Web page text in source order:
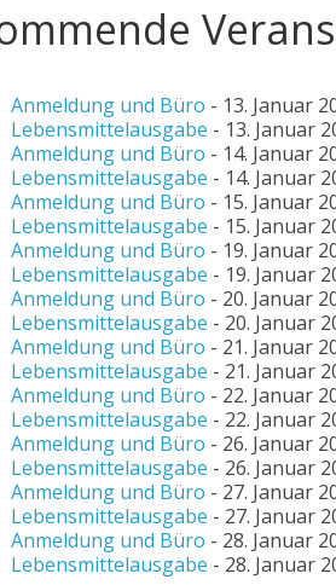
Anmeldung und Büro - 13. Januar
Lebensmittelausgabe - 13. Januar
Anmeldung und Büro - 14. Januar
Lebensmittelausgabe - 14. Januar
Anmeldung und Büro - 15. Januar
Lebensmittelausgabe - 15. Januar
Anmeldung und Büro - 19. Januar
Lebensmittelausgabe - 19. Januar
Anmeldung und Büro - 20. Januar
Lebensmittelausgabe - 20. Januar
Anmeldung und Büro - 21. Januar
Lebensmittelausgabe - 21. Januar
Anmeldung und Büro - 22. Januar
Lebensmittelausgabe - 22. Januar
Anmeldung und Büro - 26. Januar
Lebensmittelausgabe - 26. Januar
Anmeldung und Büro - 27. Januar
Lebensmittelausgabe - 27. Januar
Anmeldung und Büro - 28. Januar
Lebensmittelausgabe - 28. Januar